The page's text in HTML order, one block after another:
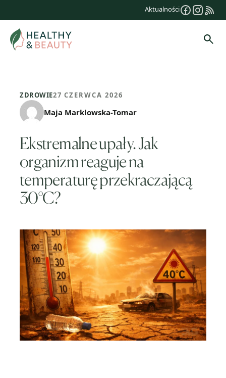
treści
Aktualności
ZDROWIE27 CZERWCA 2026
Maja Marklowska-Tomar
Ekstremalne upały. Jak
organizm reaguje na
temperaturę przekraczającą
30°C?